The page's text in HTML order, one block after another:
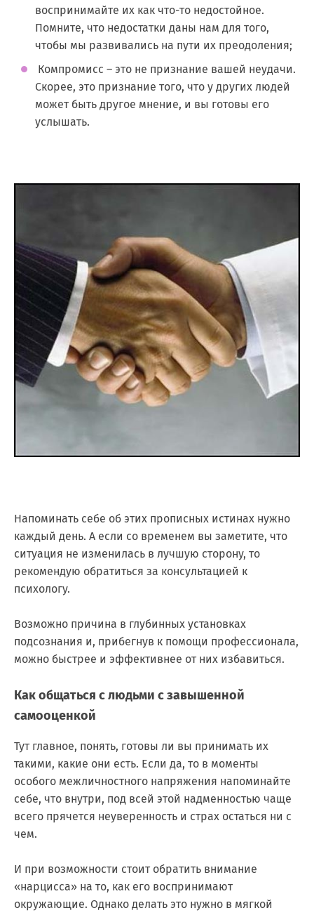
воспринимайте их как что-то недостойное.
Помните, что недостатки даны нам для того,
чтобы мы развивались на пути их преодоления;
Компромисс – это не признание вашей неудачи.
Скорее, это признание того, что у других людей
может быть другое мнение, и вы готовы его
услышать.
Напоминать себе об этих прописных истинах нужно
каждый день. А если со временем вы заметите, что
ситуация не изменилась в лучшую сторону, то
рекомендую обратиться за консультацией к
психологу.
Возможно причина в глубинных установках
подсознания и, прибегнув к помощи профессионала,
можно быстрее и эффективнее от них избавиться.
Как общаться с людьми с завышенной
самооценкой
Тут главное, понять, готовы ли вы принимать их
такими, какие они есть. Если да, то в моменты
особого межличностного напряжения напоминайте
себе, что внутри, под всей этой надменностью чаще
всего прячется неуверенность и страх остаться ни с
чем.
И при возможности стоит обратить внимание
«нарцисса» на то, как его воспринимают
окружающие. Однако делать это нужно в мягкой